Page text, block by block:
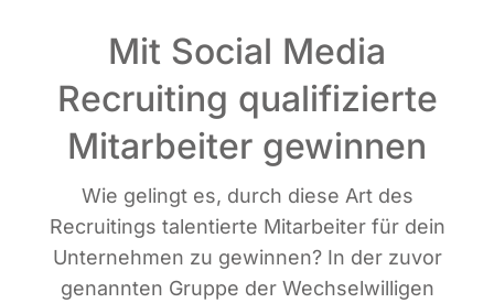
Mit Social Media
Recruiting qualifizierte
Mitarbeiter gewinnen
Wie gelingt es, durch die­se Art des
Recrui­tin­gs talen­tier­te Mit­ar­bei­ter für dein
Unter­neh­men zu gewin­nen? In der zuvor
genann­ten Grup­pe der Wech­sel­wil­li­gen